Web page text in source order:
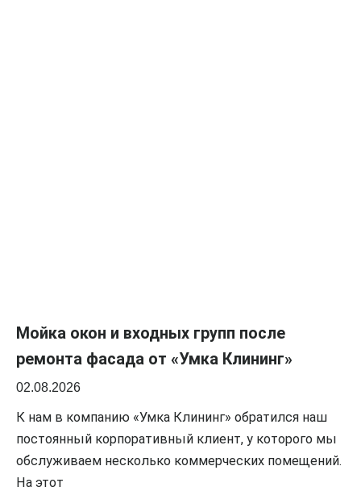
Мойка окон и входных групп после
ремонта фасада от «Умка Клининг»
02.08.2026
К нам в компанию «Умка Клининг» обратился наш
постоянный корпоративный клиент, у которого мы
обслуживаем несколько коммерческих помещений.
На этот